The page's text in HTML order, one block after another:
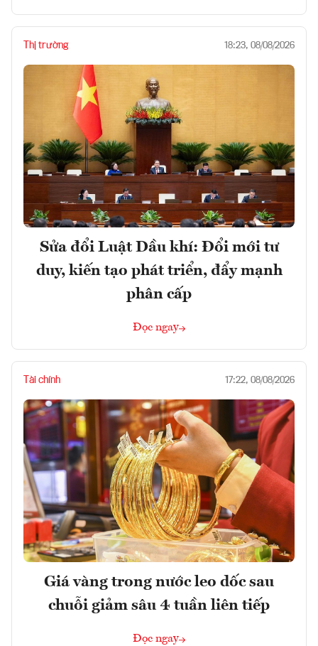
Thị trường 18:23, 08/08/2026
Sửa đổi Luật Dầu khí: Đổi mới tư
duy, kiến tạo phát triển, đẩy mạnh
phân cấp
Đọc ngay
Tài chính 17:22, 08/08/2026
Giá vàng trong nước leo dốc sau
chuỗi giảm sâu 4 tuần liên tiếp
Đọc ngay